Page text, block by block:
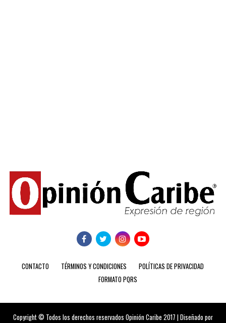
CONTACTO TÉRMINOS Y CONDICIONES
POLÍTICAS DE PRIVACIDAD
FORMATO PQRS
Copyright © Todos los derechos reservados Opinión Caribe 2017 | Diseñado por